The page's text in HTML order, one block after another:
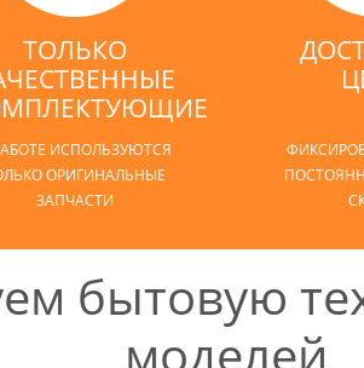
ТОЛЬКО
ИСПОЛЬЗУЮТСЯ
ОРИГИНАЛЬНЫЕ
ЗАПЧАСТИ
бытовую
моделей